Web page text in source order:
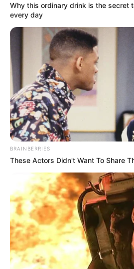
ΣΠΑΜΕ ΤΟ ΜΑΤΡΙΞ – ΤΟ ΒΙΒΛΙΟ
Why this ordinary drink is the secret
every day
BRAINBERRIES
These Actors Didn't Want To Share